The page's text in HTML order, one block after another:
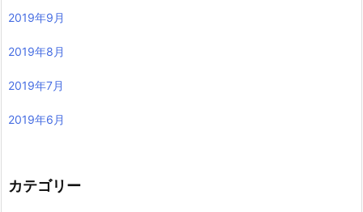
2019年9月
2019年8月
2019年7月
2019年6月
カテゴリー